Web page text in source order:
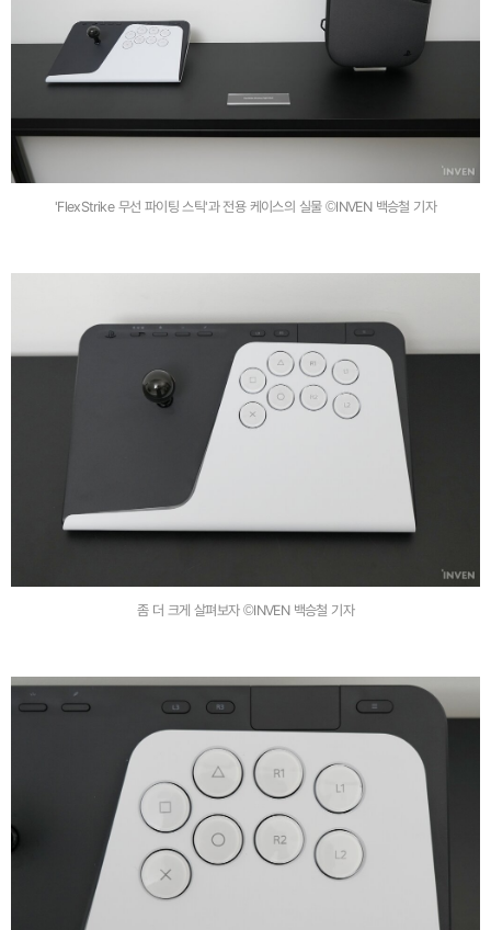
'FlexStrike 무선 파이팅 스틱'과 전용 케이스의 실물 ©INVEN 백승철 기자
좀 더 크게 살펴보자 ©INVEN 백승철 기자